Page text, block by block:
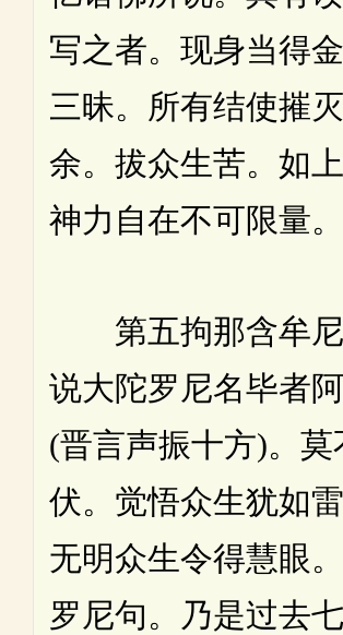
写之者。现身当得
三昧。所有结使摧
余。拔众生苦。如
神力自在不可限量。
第五拘那含牟尼
说大陀罗尼名毕者
(晋言声振十方)。莫
伏。觉悟众生犹如雷
无明众生令得慧眼
罗尼句。乃是过去